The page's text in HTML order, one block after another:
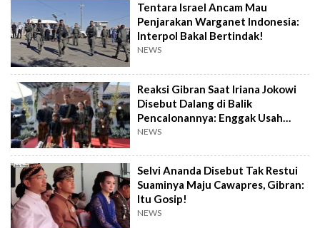
Tentara Israel Ancam Mau
Penjarakan Warganet Indonesia:
Interpol Bakal Bertindak!
NEWS
Reaksi Gibran Saat Iriana Jokowi
Disebut Dalang di Balik
Pencalonannya: Enggak Usah
Dibesar-besarkan
NEWS
Selvi Ananda Disebut Tak Restui
Suaminya Maju Cawapres, Gibran:
Itu Gosip!
NEWS